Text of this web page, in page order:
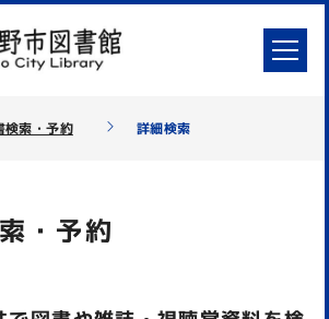
検索・予約 詳細検索
・予約